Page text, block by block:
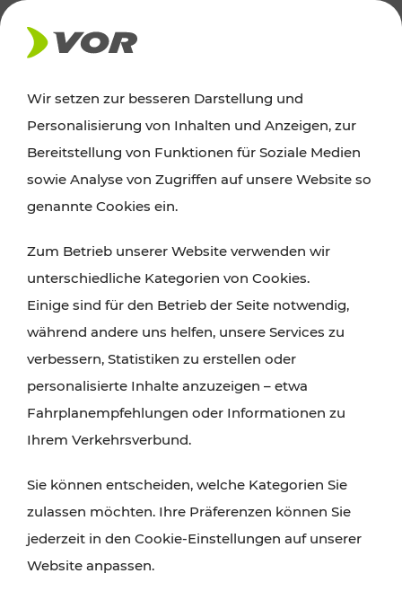
GEFÖRDERTE PROJEKTE
1150 Wien
kundenservice[at]vor.at
FOLGE UNS AUF FACEBOOK
Wir setzen zur besseren Darstellung und
Personalisierung von Inhalten und Anzeigen, zur
Bereitstellung von Funktionen für Soziale Medien
sowie Analyse von Zugriffen auf unsere Website so
genannte Cookies ein.
Zum Betrieb unserer Website verwenden wir
unterschiedliche Kategorien von Cookies.
Einige sind für den Betrieb der Seite notwendig,
während andere uns helfen, unsere Services zu
verbessern, Statistiken zu erstellen oder
personalisierte Inhalte anzuzeigen – etwa
Fahrplanempfehlungen oder Informationen zu
Ihrem Verkehrsverbund.
Sie können entscheiden, welche Kategorien Sie
zulassen möchten. Ihre Präferenzen können Sie
jederzeit in den Cookie-Einstellungen auf unserer
Website anpassen.